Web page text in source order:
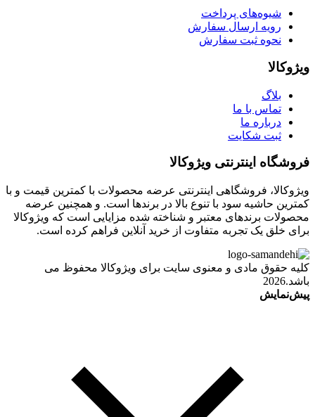
شیوه‌های پرداخت
رویه ارسال سفارش
نحوه ثبت سفارش
ویژوکالا
بلاگ
تماس با ما
درباره ما
ثبت شکایت
فروشگاه اینترنتی ویژوکالا
ویژوکالا، فروشگاهی اینترنتی عرضه محصولات با کمترین قیمت و با
کمترین حاشیه سود با تنوع بالا در برندها است. و همچنین عرضه
محصولات برندهای معتبر و شناخته شده مزایایی است که ویژوکالا
برای خلق یک تجربه متفاوت از خرید آنلاین فراهم کرده است.
کلیه حقوق مادی و معنوی سایت برای ویژوکالا محفوظ می
باشد.2026
پیش‌نمایش